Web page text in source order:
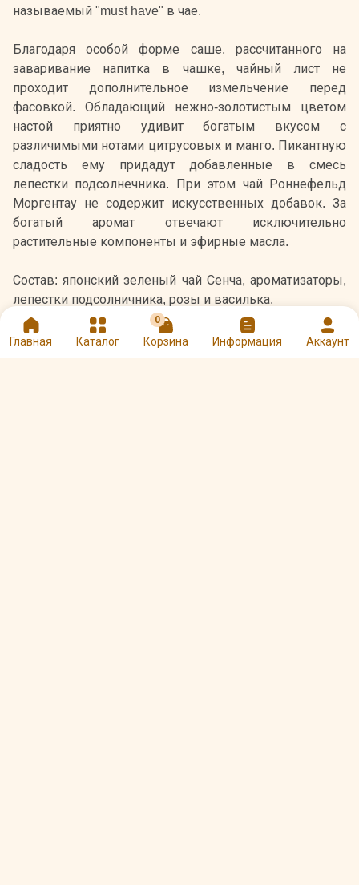
Главная Каталог
0
Корзина Информация Аккаунт
называемый "must have" в чае.
Благодаря особой форме саше, рассчитанного на
заваривание напитка в чашке, чайный лист не
проходит дополнительное измельчение перед
фасовкой. Обладающий нежно-золотистым цветом
настой приятно удивит богатым вкусом с
различимыми нотами цитрусовых и манго. Пикантную
сладость ему придадут добавленные в смесь
лепестки подсолнечника. При этом чай Роннефельд
Моргентау не содержит искусственных добавок. За
богатый аромат отвечают исключительно
растительные компоненты и эфирные масла.
Состав: японский зеленый чай Сенча, ароматизаторы,
лепестки подсолничника, розы и василька.